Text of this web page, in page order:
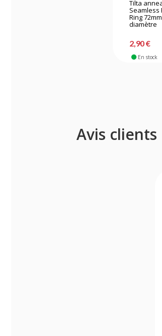
Tilta
Seamless
Ring
diamètre
2,90 €
En stock
Avis clients